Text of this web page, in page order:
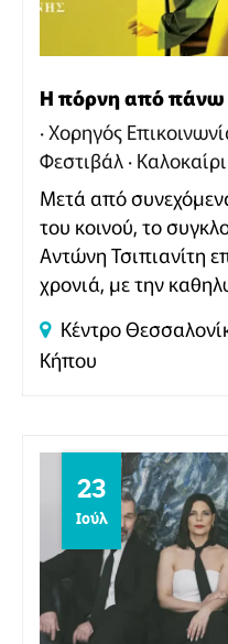
Η πόρνη από πάνω
Χορηγός
Φεστιβάλ
Μετά από
του κοινού, το
Αντώνη Τσιπιανίτη
χρονιά, με την
περιορισμένων
Κέντρο
Κήπου
23
Ιούλ